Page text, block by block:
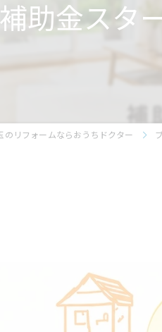
助金スタ
のリフォームならおうちドクター